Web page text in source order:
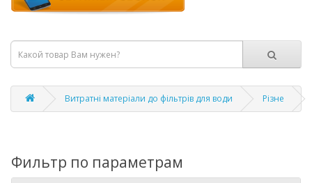
Витратні матеріали до фільтрів для води Різне
Фильтр по параметрам